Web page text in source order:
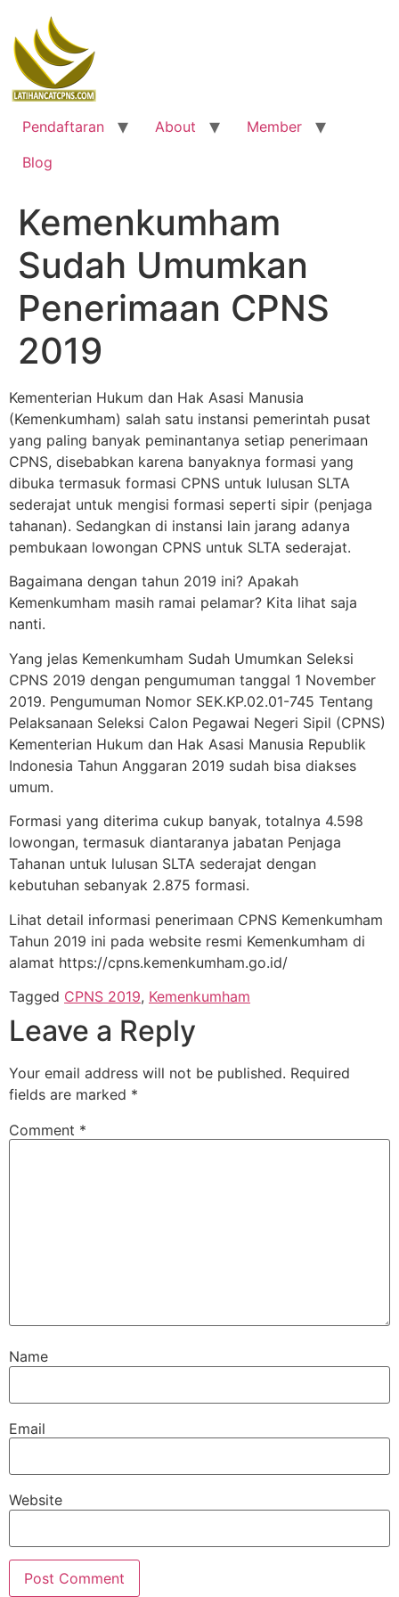
content
Pendaftaran About
Member
Blog
Kemenkumham
Sudah Umumkan
Penerimaan CPNS
2019
Kementerian Hukum dan Hak Asasi Manusia
(Kemenkumham) salah satu instansi pemerintah pusat
yang paling banyak peminantanya setiap penerimaan
CPNS, disebabkan karena banyaknya formasi yang
dibuka termasuk formasi CPNS untuk lulusan SLTA
sederajat untuk mengisi formasi seperti sipir (penjaga
tahanan). Sedangkan di instansi lain jarang adanya
pembukaan lowongan CPNS untuk SLTA sederajat.
Bagaimana dengan tahun 2019 ini? Apakah
Kemenkumham masih ramai pelamar? Kita lihat saja
nanti.
Yang jelas Kemenkumham Sudah Umumkan Seleksi
CPNS 2019 dengan pengumuman tanggal 1 November
2019. Pengumuman Nomor SEK.KP.02.01-745 Tentang
Pelaksanaan Seleksi Calon Pegawai Negeri Sipil (CPNS)
Kementerian Hukum dan Hak Asasi Manusia Republik
Indonesia Tahun Anggaran 2019 sudah bisa diakses
umum.
Formasi yang diterima cukup banyak, totalnya 4.598
lowongan, termasuk diantaranya jabatan Penjaga
Tahanan untuk lulusan SLTA sederajat dengan
kebutuhan sebanyak 2.875 formasi.
Lihat detail informasi penerimaan CPNS Kemenkumham
Tahun 2019 ini pada website resmi Kemenkumham di
alamat https://cpns.kemenkumham.go.id/
Tagged CPNS 2019, Kemenkumham
Leave a Reply
Your email address will not be published. Required
fields are marked *
Comment *
Name
Email
Website